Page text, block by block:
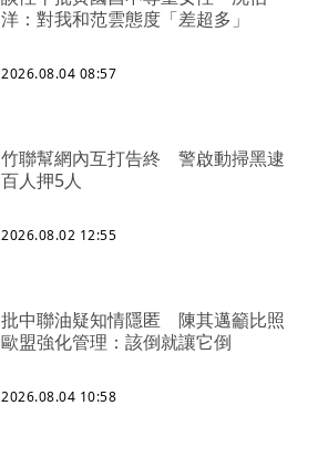
洋：對我和范雲態度「差超多」
2026.08.04 08:57
竹聯幫網內互打告終 警啟動掃黑逮
百人押5人
2026.08.02 12:55
批中聯油疑知情隱匿 陳其邁籲比照
歐盟強化管理：該倒就讓它倒
2026.08.04 10:58